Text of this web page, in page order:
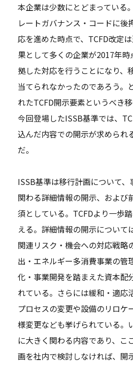
本企業は少数にとどまっている
レートガバナンス・コードに後
応を進めた時点で、TCFD改定
果として多くの企業が2017年
拠した対応を行うことになり、
当てられなかったのであろう。
れたTCFD開示要素というべき
今回登場したISSB基準では、
込んだ内容での開示が求められ
だ。
ISSB基準は移行計画について
関わる詳細情報の開示、および
須としている。TCFDより一歩
える。詳細情報の開示について
関連リスク・機会への対応戦略
出・エネルギー多消費事業の管
化・事業開発を踏まえた資本配
れている。さらには緩和・適応
プロセスの変更や設備のリロケ
様変更なども挙げられている。
に大きく関わる内容であり、こ
画を社内で検討しなければ、開